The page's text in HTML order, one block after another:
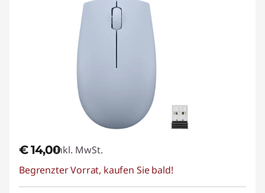
€ 14,00Inkl. MwSt.
Begrenzter Vorrat, kaufen Sie bald!